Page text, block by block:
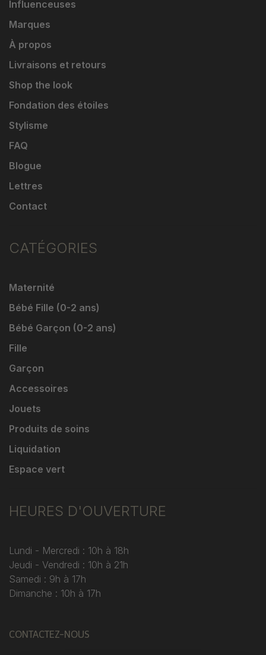
Influenceuses
Marques
À propos
Livraisons et retours
Shop the look
Fondation des étoiles
Stylisme
FAQ
Blogue
Lettres
Contact
CATÉGORIES
Maternité
Bébé Fille (0-2 ans)
Bébé Garçon (0-2 ans)
Fille
Garçon
Accessoires
Jouets
Produits de soins
Liquidation
Espace vert
HEURES D'OUVERTURE
Lundi - Mercredi : 10h à 18h
Jeudi - Vendredi : 10h à 21h
Samedi : 9h à 17h
Dimanche : 10h à 17h
CONTACTEZ-NOUS